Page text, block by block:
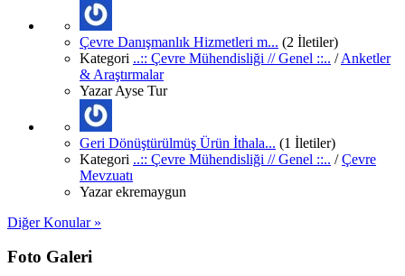
Çevre Danışmanlık Hizmetleri m... (2 İletiler)
Kategori ..:: Çevre Mühendisliği // Genel ::.. /Anketler
& Araştırmalar
YazarAyse Tur
Geri Dönüştürülmüş Ürün İthala... (1 İletiler)
Kategori ..:: Çevre Mühendisliği // Genel ::.. /Çevre
Mevzuatı
Yazarekremaygun
Diğer Konular »
Foto Galeri